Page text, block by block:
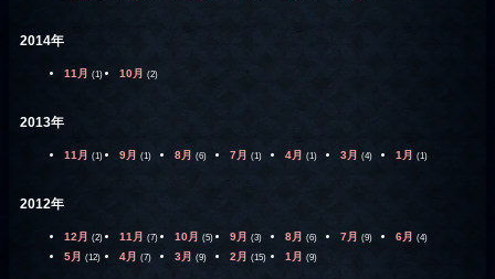
2014年
11月 (1) 10月 (2)
2013年
11月 (1) 9月 (1) 8月 (6) 7月 (1) 4月 (1) 3月 (4) 1月 (1)
2012年
12月 (2) 11月 (7) 10月 (5) 9月 (3) 8月 (6) 7月 (9) 6月 (4)
5月 (12) 4月 (7) 3月 (9) 2月 (15) 1月 (9)